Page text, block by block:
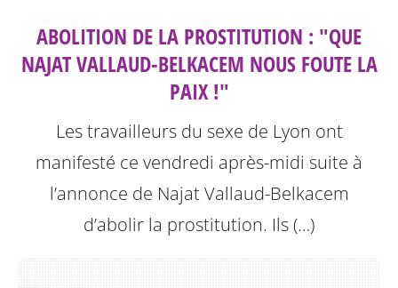
ABOLITION DE LA PROSTITUTION : "QUE
NAJAT VALLAUD-BELKACEM NOUS FOUTE LA
PAIX !"
Les travailleurs du sexe de Lyon ont
manifesté ce vendredi après-midi suite à
l’annonce de Najat Vallaud-Belkacem
d’abolir la prostitution. Ils (…)